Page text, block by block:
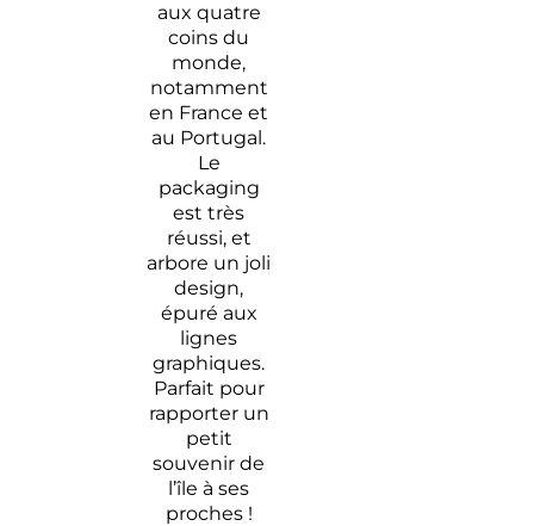
aux quatre
coins du
monde,
notamment
en France et
au Portugal.
Le
packaging
est très
réussi, et
arbore un joli
design,
épuré aux
lignes
graphiques.
Parfait pour
rapporter un
petit
souvenir de
l’île à ses
proches !